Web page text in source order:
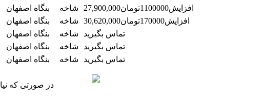
بنگاه اصفهان شاخه افزایش1100000تومان27,900,000
بنگاه اصفهان شاخه افزایش170000تومان30,620,000
بنگاه اصفهان شاخه
تماس بگیرید
بنگاه اصفهان شاخه
تماس بگیرید
بنگاه اصفهان شاخه تماس بگیرید
در صورتی که